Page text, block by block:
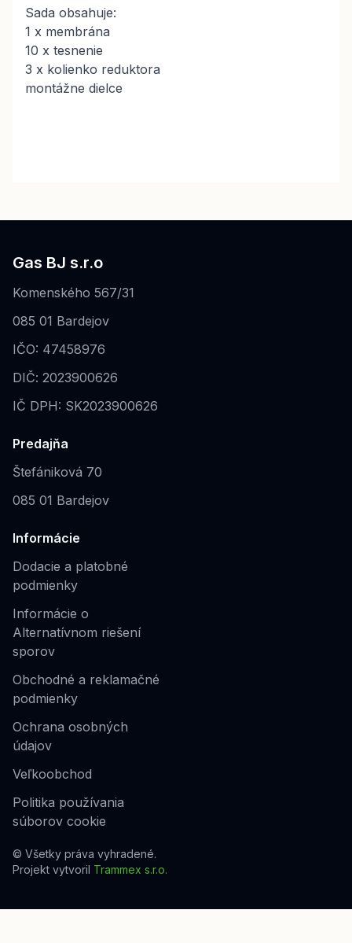
Sada obsahuje:
1 x membrána
10 x tesnenie
3 x kolienko reduktora
montážne dielce
Gas BJ s.r.o
Komenského 567/31
085 01 Bardejov
IČO: 47458976
DIČ: 2023900626
IČ DPH: SK2023900626
Predajňa
Štefániková 70
085 01 Bardejov
Informácie
Dodacie a platobné
podmienky
Informácie o
Alternatívnom riešení
sporov
Obchodné a reklamačné
podmienky
Ochrana osobných
údajov
Veľkoobchod
Politika používania
súborov cookie
© Všetky práva vyhradené.
Projekt vytvoril Trammex s.r.o.